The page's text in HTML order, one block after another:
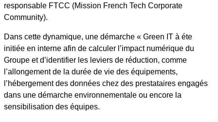
responsable FTCC (Mission French Tech Corporate
Community).
Dans cette dynamique, une démarche « Green IT à éte
initiée en interne afin de calculer l’impact numérique du
Groupe et d’identifier les leviers de réduction, comme
l’allongement de la durée de vie des équipements,
l’hébergement des données chez des prestataires engagés
dans une démarche environnementale ou encore la
sensibilisation des équipes.